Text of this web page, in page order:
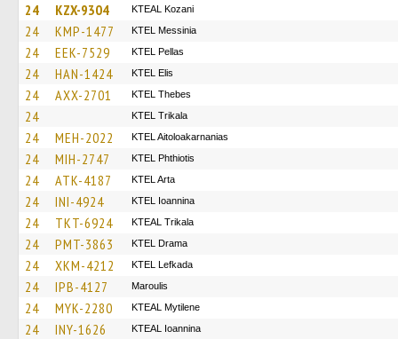
24 KZX-9304 KTEAL Kozani
24 KMP-1477 KTEL Messinia
24 EEK-7529 KTEL Pellas
24 HAN-1424 KTEL Elis
24 AXX-2701 KTEL Thebes
24 ΚΤΕL Τrikala
24 MEH-2022 KTEL Aitoloakarnanias
24 MIH-2747 ΚΤΕL Phthiotis
24 ATK-4187 KTEL Arta
24 INI-4924 KTEL Ioannina
24 TKT-6924 KTEAL Trikala
24 PMT-3863 KTEL Drama
24 XKM-4212 KTEL Lefkada
24 IPB-4127 Maroulis
24 MYK-2280 KTEAL Mytilene
24 INY-1626 KTEAL Ioannina